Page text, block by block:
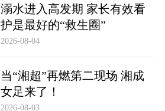
溺水进入高发期 家长有效看
护是最好的“救生圈”
2026-08-04
当“湘超”再燃第二现场 湘成
女足来了！
2026-08-03